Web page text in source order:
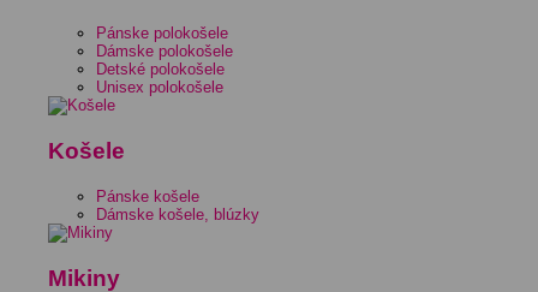
Pánske polokošele
Dámske polokošele
Detské polokošele
Unisex polokošele
Košele
Pánske košele
Dámske košele, blúzky
Mikiny